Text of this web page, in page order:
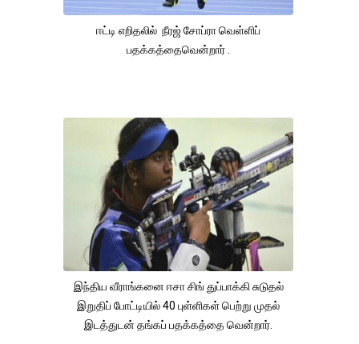
ஈட்டி எறிதலில் நீரஜ் சோப்ரா வெள்ளிப்
பதக்கத்தைவென்றார் .
இந்திய வீராங்கனை ஈசா சிங் துப்பாக்கி சுடுதல்
இறுதிப் போட்டியில் 40 புள்ளிகள் பெற்று முதல்
இடத்துடன் தங்கப் பதக்கத்தை வென்றார்.